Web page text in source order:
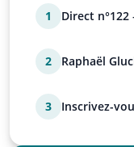
1
Direct n°122
2
Raphaël
3
Inscrivez-